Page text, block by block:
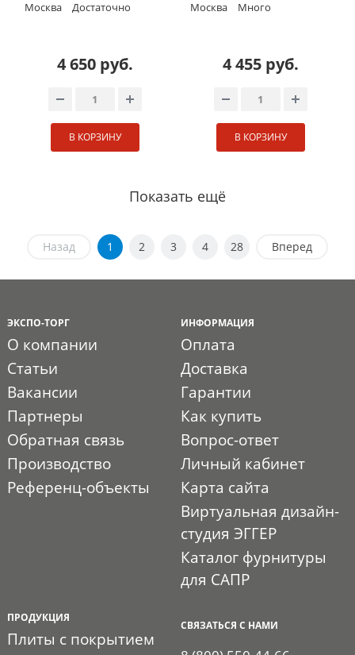
Москва Достаточно
4 650 руб.
В КОРЗИНУ
Москва Много
4 455 руб.
В КОРЗИНУ
Показать ещё
Назад 1 2 3 4 28 Вперед
ЭКСПО-ТОРГ
О компании
Статьи
Вакансии
Партнеры
Обратная связь
Производство
Референц-объекты
ИНФОРМАЦИЯ
Оплата
Доставка
Гарантии
Как купить
Вопрос-ответ
Личный кабинет
Карта сайта
Виртуальная дизайн-
студия ЭГГЕР
Каталог фурнитуры
для САПР
ПРОДУКЦИЯ
Плиты с покрытием
СВЯЗАТЬСЯ С НАМИ